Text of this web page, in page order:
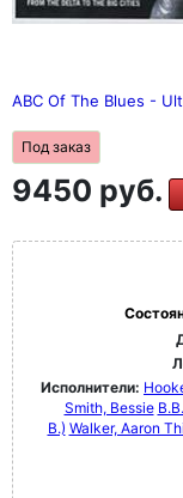
ABC Of The Blues -
Под заказ
9450 руб.
Исполнители:
Smith, Bessie
B.) Walker, Aaron